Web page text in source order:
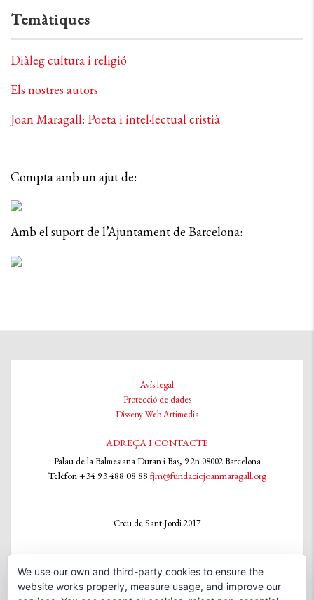
Temàtiques
Diàleg cultura i religió
Els nostres autors
Joan Maragall: Poeta i intel·lectual cristià
Compta amb un ajut de:
Amb el suport de l’Ajuntament de Barcelona:
Avís legal
Protecció de dades
Disseny Web Artimedia
ADREÇA I CONTACTE
Palau de la Balmesiana Duran i Bas, 9 2n 08002 Barcelona
Telèfon +34 93 488 08 88 fjm@fundaciojoanmaragall.org
Creu de Sant Jordi 2017
XARXES SOCIALS
We use our own and third-party cookies to ensure the
website works properly, measure usage, and improve our